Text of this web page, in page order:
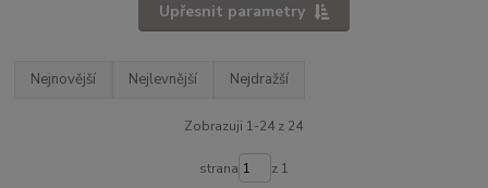
Upřesnit parametry
Nejnovější Nejlevnější Nejdražší
Zobrazuji 1-24 z 24
strana z 1